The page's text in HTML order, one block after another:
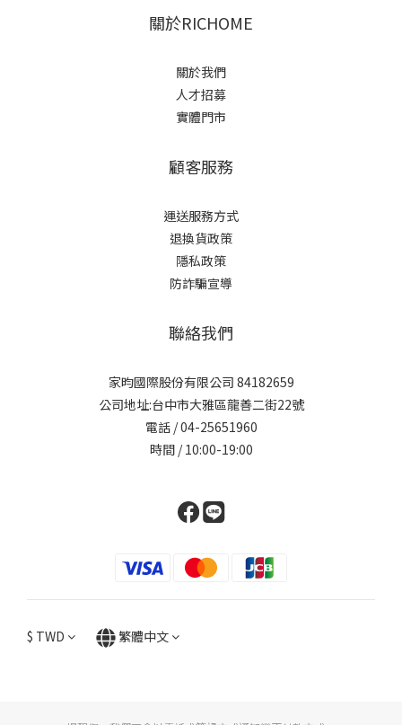
關於RICHOME
關於我們
人才招募
實體門市
顧客服務
運送服務方式
退換貨政策
隱私政策
防詐騙宣導
聯絡我們
家昀國際股份有限公司 84182659
公司地址:台中市大雅區龍善二街22號
電話 / 04-25651960
時間 / 10:00-19:00
$ TWD 繁體中文